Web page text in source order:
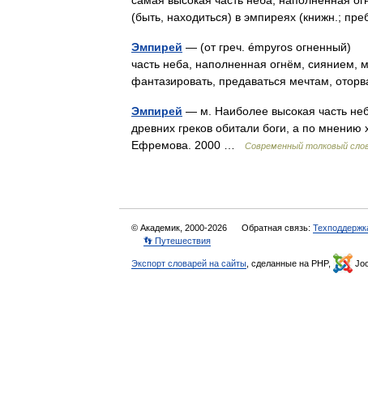
(быть, находиться) в эмпиреях (книжн.;
Эмпирей — (от греч. émpyros огненный)
часть неба, наполненная огнём, сиянием,
фантазировать, предаваться мечтам,
Эмпирей — м. Наиболее высокая часть
древних греков обитали боги, а по
Ефремова. 2000 …
Современный толковый
© Академик, 2000-2026 Обратная связь:
👣 Путешествия
Экспорт словарей на сайты , сделанные на PHP,